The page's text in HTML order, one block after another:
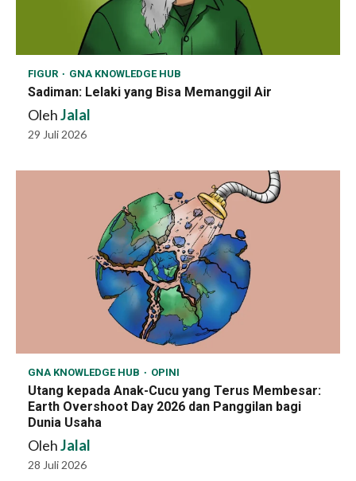
FIGUR GNA KNOWLEDGE HUB
Sadiman: Lelaki yang Bisa Memanggil Air
OlehJalal
29 Juli 2026
GNA KNOWLEDGE HUB OPINI
Utang kepada Anak-Cucu yang Terus Membesar:
Earth Overshoot Day 2026 dan Panggilan bagi
Dunia Usaha
OlehJalal
28 Juli 2026